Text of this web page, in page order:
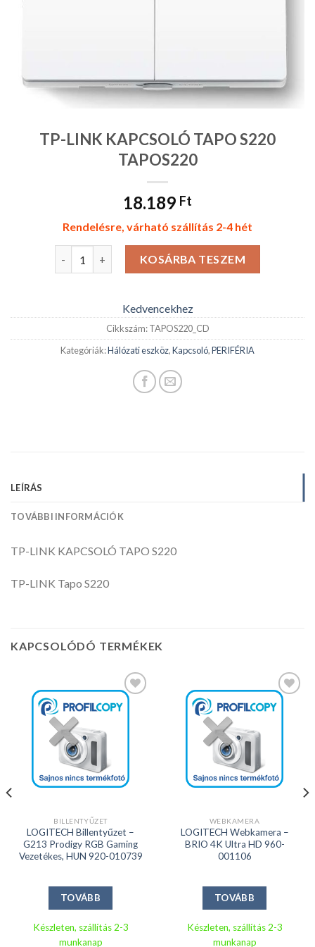
TP-LINK KAPCSOLÓ TAPO S220
TAPOS220
18.189 Ft
Rendelésre, várható szállítás 2-4 hét
TP-LINK KAPCSOLÓ TAPO S220 TAPOS220 mennyiség
KOSÁRBA TESZEM
Kedvencekhez
Cikkszám:TAPOS220_CD
Kategóriák:Hálózati eszköz,Kapcsoló,PERIFÉRIA
LEÍRÁS
TOVÁBBI INFORMÁCIÓK
TP-LINK KAPCSOLÓ TAPO S220
TP-LINK Tapo S220
KAPCSOLÓDÓ TERMÉKEK
Kedvencekhez
BILLENTYŰZET
LOGITECH Billentyűzet –
G213 Prodigy RGB Gaming
Vezetékes, HUN 920-010739
TOVÁBB
Készleten, szállítás 2-3
munkanap
Kedvencekhez
WEBKAMERA
LOGITECH Webkamera –
BRIO 4K Ultra HD 960-
001106
TOVÁBB
Készleten, szállítás 2-3
munkanap